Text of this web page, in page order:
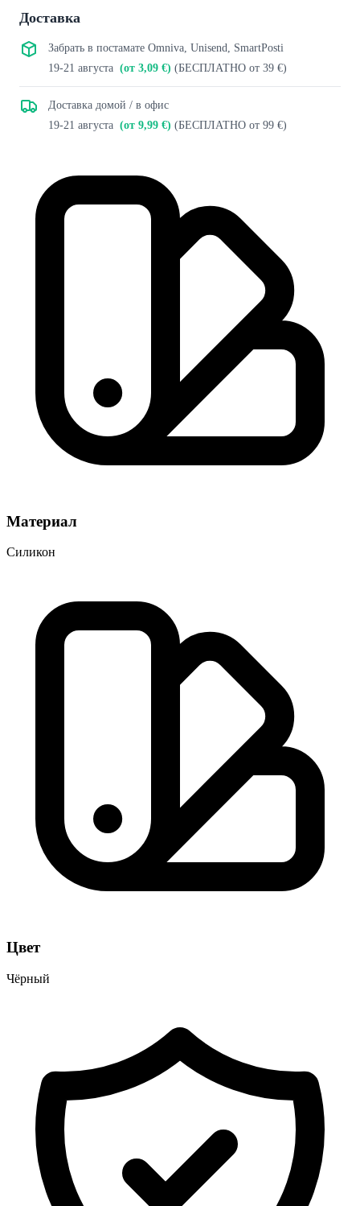
Доставка
Забрать в постамате Omniva, Unisend, SmartPosti
19-21 августа (от 3,09 €) (БЕСПЛАТНО от 39 €)
Доставка домой / в офис
19-21 августа (от 9,99 €) (БЕСПЛАТНО от 99 €)
Материал
Силикон
Цвет
Чёрный